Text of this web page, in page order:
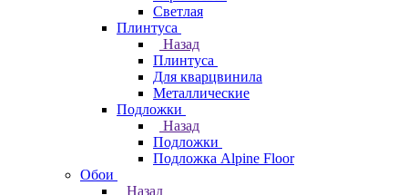
Светлая
Плинтуса
Назад
Плинтуса
Для кварцвинила
Металлические
Подложки
Назад
Подложки
Подложка Alpine Floor
Обои
Назад